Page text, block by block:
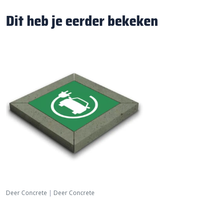
Dit heb je eerder bekeken
Deer Concrete | Deer Concrete